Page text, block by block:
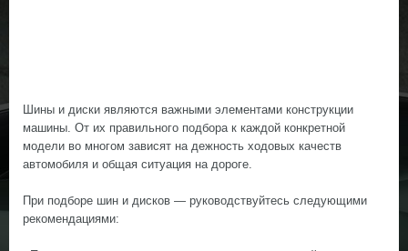
Шины и диски являются важными элементами конструкции
машины. От их правильного подбора к каждой конкретной
модели во многом зависят на дежность ходовых качеств
автомобиля и общая ситуация на дороге.
При подборе шин и дисков — руководствуйтесь следующими
рекомендациями: